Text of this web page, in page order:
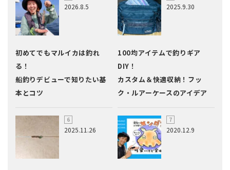
2026.8.5
初めてでもマルイカは釣れ
る！
船釣りデビューで知りたい基
本とコツ
2025.9.30
100均アイテムで釣りギア
DIY！
カスタム＆快適収納！フッ
ク・ルアーケースのアイデア
2025.11.26 2020.12.9